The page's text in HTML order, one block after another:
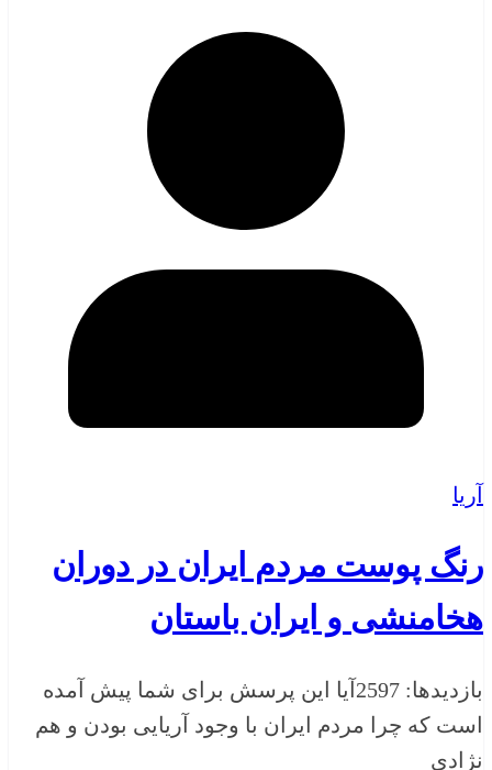
آریا
رنگ پوست مردم ایران در دوران
هخامنشی و ایران باستان
بازدیدها: 2597آیا این پرسش برای شما پیش آمده
است که چرا مردم ایران با وجود آریایی بودن و هم
نژادی